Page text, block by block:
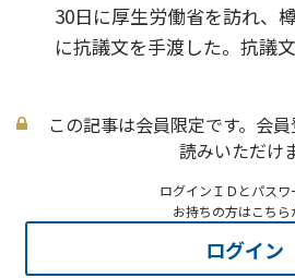
30日に厚生労働省を訪れ、
に抗議文を手渡した。抗議
この記事は会員限定です。会
読みいただけ
ログインＩＤとパスワ
お持ちの方はこちら
ログイン